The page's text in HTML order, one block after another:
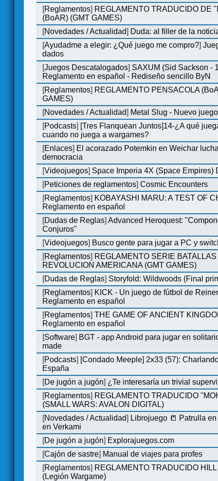
[Reglamentos] REGLAMENTO TRADUCIDO DE
(BoAR) (GMT GAMES)
[Novedades / Actualidad] Duda: al filler de la
[Ayudadme a elegir: ¿Qué juego me compro?]
dados
[Juegos Descatalogados] SAXUM (Sid Sackson -
Reglamento en español - Rediseño sencillo ByN
[Reglamentos] REGLAMENTO PENSACOLA
GAMES)
[Novedades / Actualidad] Metal Slug - Nuevo
[Podcasts] [Tres Flanquean Juntos]14-¿A qué
cuando no juega a wargames?
[Enlaces] El acorazado Potemkin en Weichar
democracia
[Videojuegos] Space Imperia 4X (Space Empires)
[Peticiones de reglamentos]Cosmic Encounters
[Reglamentos] KOBAYASHI MARU: A TEST OF
Reglamento en español
[Dudas de Reglas]Advanced Heroquest:
Conjuros"
[Videojuegos] Busco gente para jugar a PC y
[Reglamentos] REGLAMENTO SERIE
REVOLUCION AMERICANA (GMT GAMES)
[Dudas de Reglas] Storyfold: Wildwoods (Final
[Reglamentos] KICK - Un juego de fútbol de
Reglamento en español
[Reglamentos]THE GAME OF ANCIENT
Reglamento en español
[Software] BGT - app Android para jugar en
made
[Podcasts] [Condado Meeple] 2x33 (57):
España
[De jugón a jugón] ¿Te interesaría un trivial
[Reglamentos] REGLAMENTO TRADUCIDO
(SMALL WARS: AVALON DIGITAL)
[Novedades / Actualidad] Librojuego 📒 Patrulla
en Verkami
[De jugón a jugón] Explorajuegos.com
[Cajón de sastre] Manual de viajes para profes
[Reglamentos] REGLAMENTO TRADUCIDO
(Legión Wargame)